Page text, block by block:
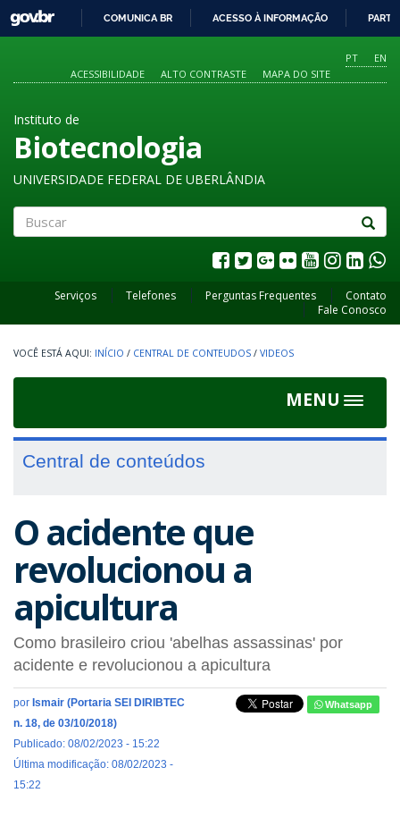
O
CONTEÚDO
GOVBR
COMUNICA BR ACESSO À INFORMAÇÃO
PT
EN
ACESSIBILIDADE
ALTO CONTRASTE MAPA DO SITE
Instituto de
Biotecnologia
UNIVERSIDADE FEDERAL DE UBERLÂNDIA
Serviços Telefones Perguntas Frequentes
Contato
Fale Conosco
INÍCIO / CENTRAL DE CONTEUDOS / VIDEOS
MENU
Toggle
Central de conteúdos
O acidente que
revolucionou a
apicultura
Como brasileiro criou 'abelhas assassinas' por
acidente e revolucionou a apicultura
por Ismair (Portaria SEI DIRIBTEC
n. 18, de 03/10/2018)
Publicado: 08/02/2023 - 15:22
Última modificação: 08/02/2023 -
15:22
Whatsapp